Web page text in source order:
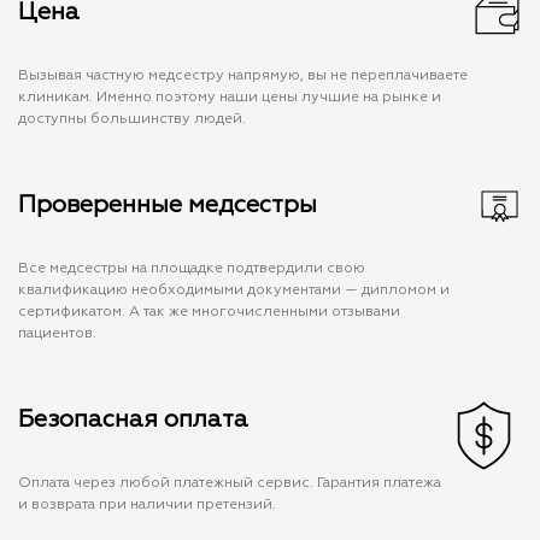
Цена
Вызывая частную медсестру напрямую, вы не переплачиваете
клиникам. Именно поэтому наши цены лучшие на рынке и
доступны большинству людей.
Проверенные медсестры
Все медсестры на площадке подтвердили свою
квалификацию необходимыми документами — дипломом и
сертификатом. А так же многочисленными отзывами
пациентов.
Безопасная оплата
Оплата через любой платежный сервис. Гарантия платежа
и возврата при наличии претензий.